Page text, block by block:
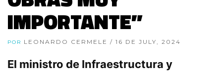
IMPORTANTE”
POR LEONARDO CERMELE / 16 DE JULY, 2024
El ministro de Infraestructura y